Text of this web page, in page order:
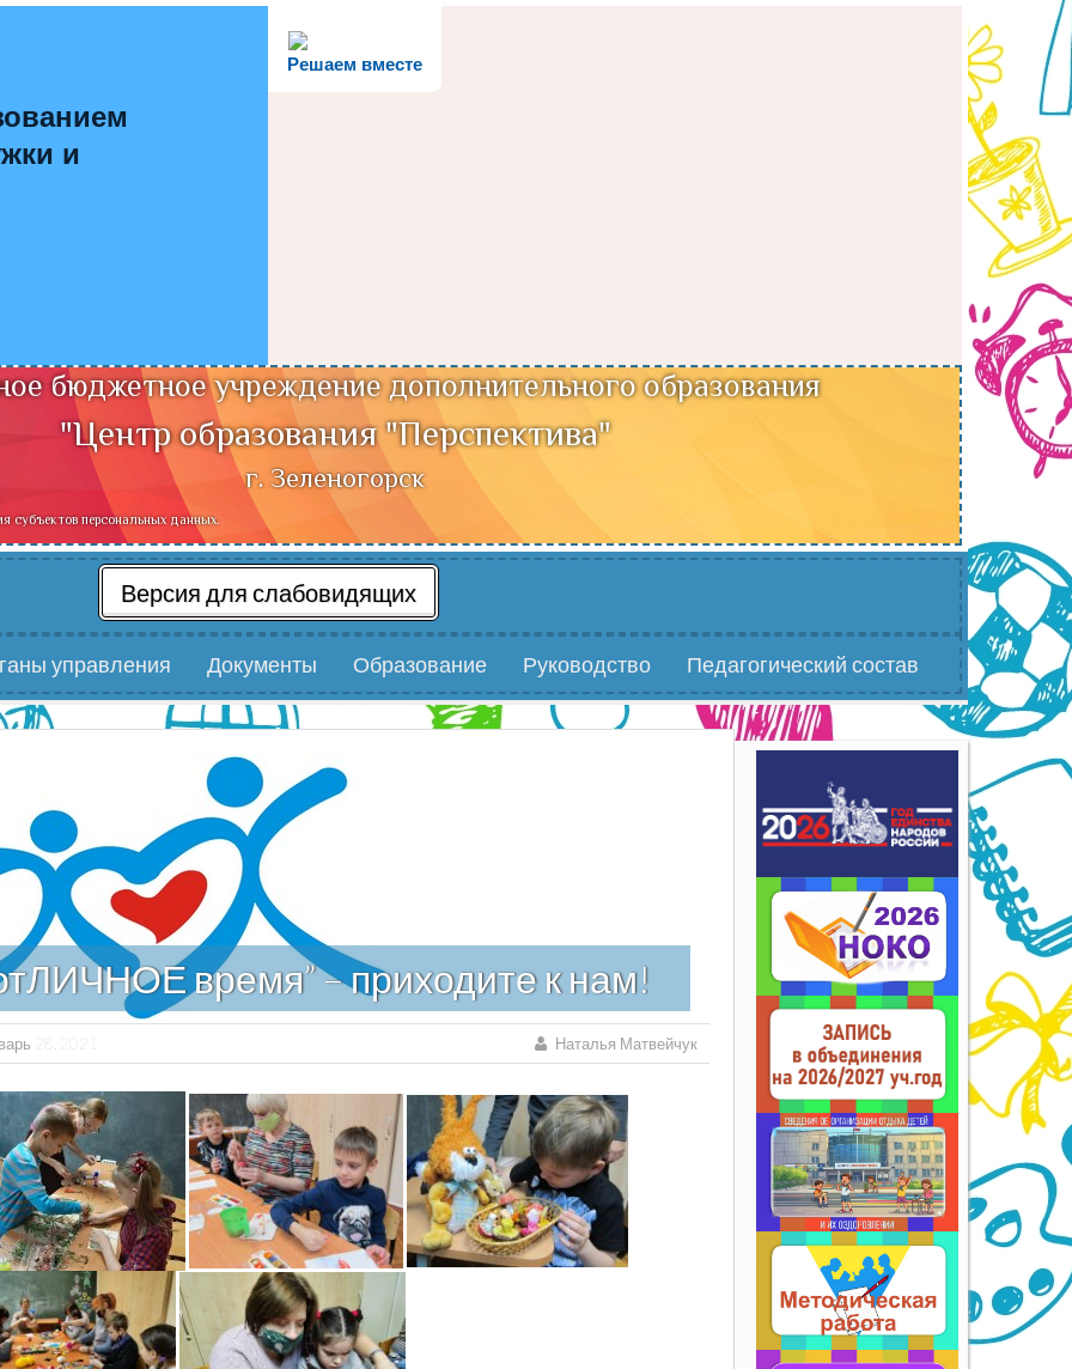
Решаем вместе
и
бюджетное учреждение дополнительного образования
"Центр образования "Перспектива"
г. Зеленогорск
субъектов персональных данных.
Версия для слабовидящих
управления Документы Образование Руководство Педагогический состав
время” – приходите к нам!
28, 2021 Наталья Матвейчук